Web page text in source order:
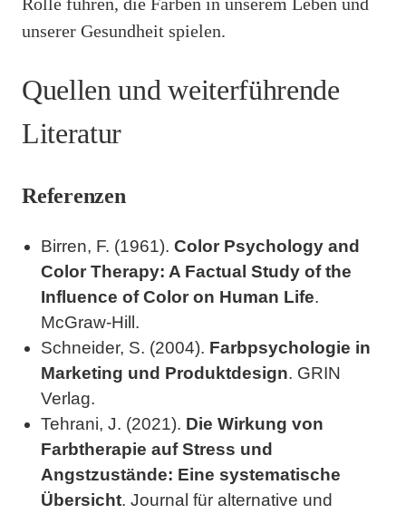
unserer Gesundheit spielen.
Quellen und weiterführende
Literatur
Referenzen
Birren, F. (1961). Color Psychology and
Color Therapy: A Factual Study of the
Influence of Color on Human Life.
McGraw-Hill.
Schneider, S. (2004). Farbpsychologie in
Marketing und Produktdesign. GRIN
Verlag.
Tehrani, J. (2021). Die Wirkung von
Farbtherapie auf Stress und
Angstzustände: Eine systematische
Übersicht. Journal für alternative und